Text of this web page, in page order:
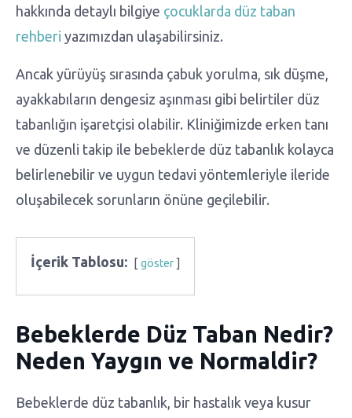
hakkında detaylı bilgiye çocuklarda düz taban
rehberi yazımızdan ulaşabilirsiniz.
Ancak yürüyüş sırasında çabuk yorulma, sık düşme,
ayakkabıların dengesiz aşınması gibi belirtiler düz
tabanlığın işaretçisi olabilir. Kliniğimizde erken tanı
ve düzenli takip ile bebeklerde düz tabanlık kolayca
belirlenebilir ve uygun tedavi yöntemleriyle ileride
oluşabilecek sorunların önüne geçilebilir.
İçerik Tablosu: göster
Bebeklerde Düz Taban Nedir?
Neden Yaygın ve Normaldir?
Bebeklerde düz tabanlık, bir hastalık veya kusur